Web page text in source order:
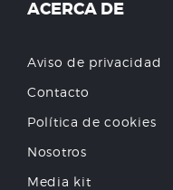
ACERCA DE
Aviso de privacidad
Contacto
Política de cookies
Nosotros
Media kit